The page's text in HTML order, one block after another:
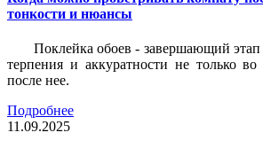
тонкости и нюансы
Поклейка обоев - завершающий
терпения и аккуратности не только
после нее.
Подробнее
11.09.2025